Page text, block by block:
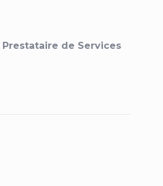
Prestataire de Services